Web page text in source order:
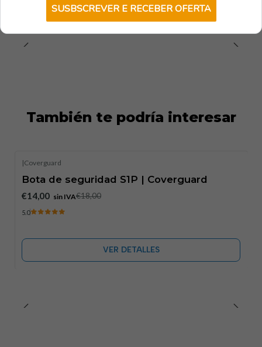
También te podría interesar
|Coverguard
Bota de seguridad S1P | Coverguard
€14,00 sin IVA€18,00
5.0
VER DETALLES
SUSBSCREVER E RECEBER OFERTA